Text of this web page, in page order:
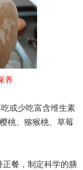
养
或少吃富含维生素
桃、猕猴桃、草莓
餐，制定科学的膳